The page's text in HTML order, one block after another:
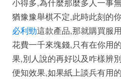
猶豫豫舉棋不定,此時此刻的
必利勁這款產品,那就購買服
花費一千來塊錢,只有在你用
果,別人說的再好以及咋樣辨
便知效果,如果紙上談兵有用